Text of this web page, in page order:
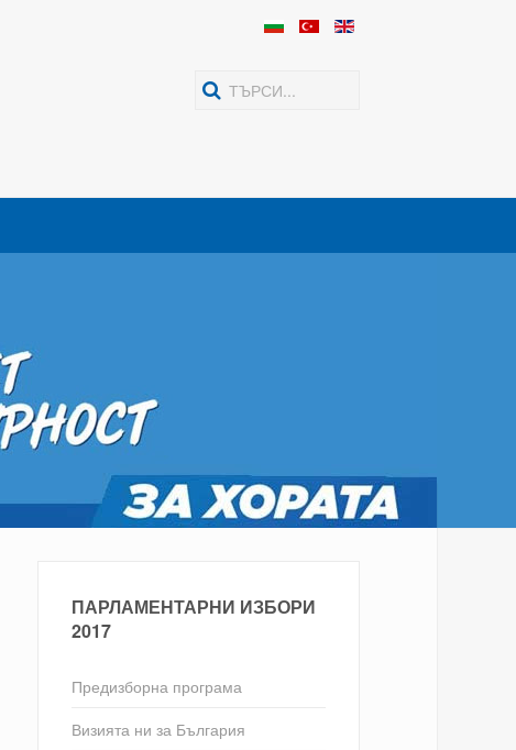
ПАРЛАМЕНТАРНИ ИЗБОРИ
2017
Предизборна програма
Визията ни за България